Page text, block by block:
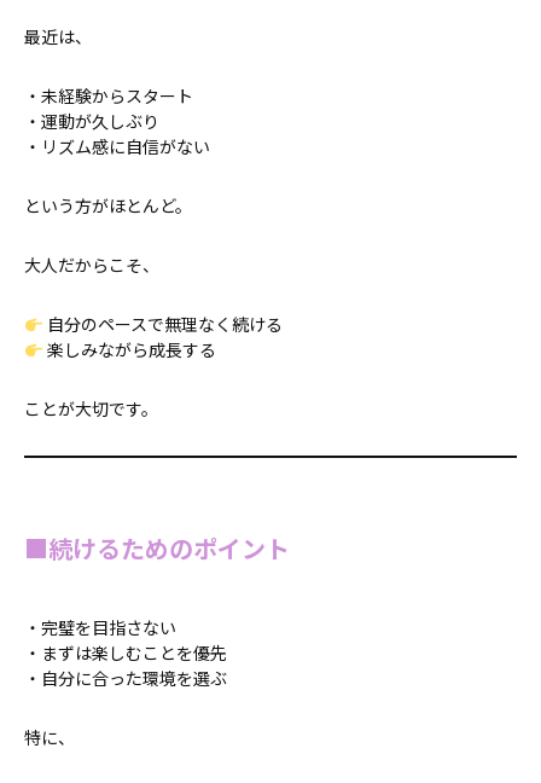
最近は、
・未経験からスタート
・運動が久しぶり
・リズム感に自信がない
という方がほとんど。
大人だからこそ、
自分のペースで無理なく続ける
楽しみながら成長する
ことが大切です。
■続けるためのポイント
・完璧を目指さない
・まずは楽しむことを優先
・自分に合った環境を選ぶ
特に、